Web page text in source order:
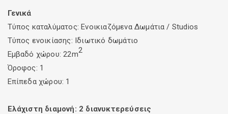
Γενικά
Τύπος καταλύματος: Ενοικιαζόμενα Δωμάτια / Studios
Τύπος ενοικίασης: Ιδιωτικό δωμάτιο
Εμβαδό χώρου: 22m2
Όροφος: 1
Επίπεδα χώρου: 1
Ελάχιστη διαμονή: 2 διανυκτερεύσεις